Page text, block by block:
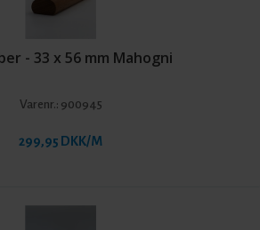
- 33 x 56 mm Mahogni
Varenr.: 900945
299,95 DKK/M